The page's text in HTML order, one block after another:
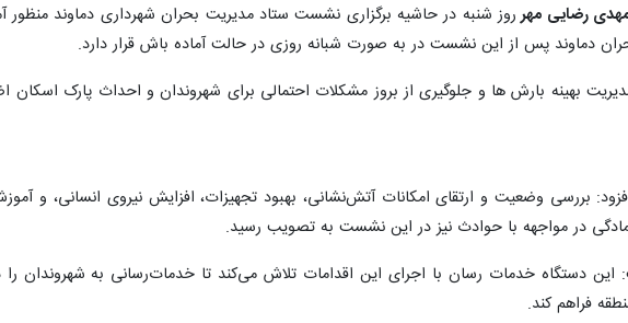
رضایی مهرروز شنبه در حاشیه برگزاری نشست ستاد مدیریت بحران شهرداری دماوند
دماوند پس از این نشست در به صورت شبانه روزی در حالت آماده باش قرار دارد.
بهینه بارش ها و جلوگیری از بروز مشکلات احتمالی برای شهروندان و احداث پارک اسکان
بررسی وضعیت و ارتقای امکانات آتش‌نشانی، بهبود تجهیزات، افزایش نیروی انسانی،
در مواجهه با حوادث نیز در این نشست به تصویب رسید.
این دستگاه خدمات رسان با اجرای این اقدامات تلاش می‌کند تا خدمات‌رسانی به شهروندان
فراهم کند.